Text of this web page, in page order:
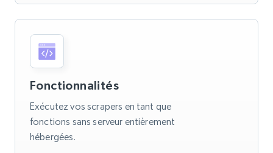
Fonctionnalités
Exécutez vos scrapers en tant que
fonctions sans serveur entièrement
hébergées.